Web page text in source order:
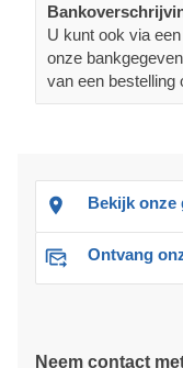
U kunt ook via
onze
van een bestelling
Bekijk onze
Ontvang onze
Neem contact